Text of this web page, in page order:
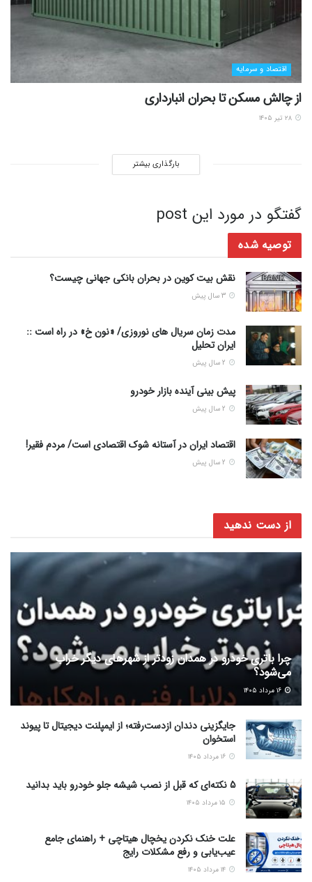
اقتصاد و سرمایه
از چالش مسکن تا بحران انبارداری
بارگذاری بیشتر
گفتگو در مورد این post
توصیه شده
نقش بیت کوین در بحران بانکی جهانی چیست؟
مدت زمان سریال های نوروزی/ «نون خ» در راه است ::
ایران تحلیل
پیش بینی آینده بازار خودرو
اقتصاد ایران در آستانه شوک اقتصادی است/ مردم فقیر!
از دست ندهید
چرا باتری خودرو در همدان زودتر از شهرهای دیگر خراب
می‌شود؟
۱۶ مرداد ۱۴۰۵
جایگزینی دندان ازدست‌رفته؛ از ایمپلنت دیجیتال تا پیوند
استخوان
5 نکته‌ای که قبل از نصب شیشه جلو خودرو باید بدانید
علت خنک نکردن یخچال هیتاچی + راهنمای جامع
عیب‌یابی و رفع مشکلات رایج